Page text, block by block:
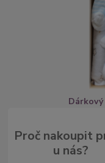
Proč nakoupit
u nás?